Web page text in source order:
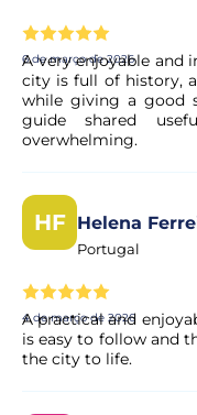
6 de março de 2026
A very enjoyable and
city is full of history,
while giving a good
guide shared
overwhelming.
HF Helena
Portugal
4 de março de 2026
A practical and
is easy to follow and
the city to life.